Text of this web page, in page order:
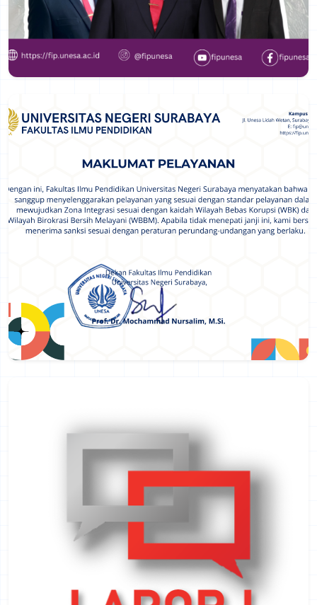
Informasi Terbaru
FIP UNESA
Maklumat Pelayanan
PPID FIP UNESA